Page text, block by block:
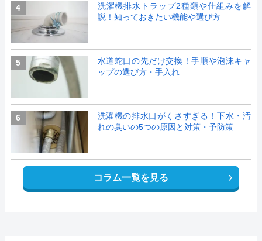
4
洗濯機排水トラップ2種類や仕組みを解
説！知っておきたい機能や選び方
5
水道蛇口の先だけ交換！手順や泡沫キャ
ップの選び方・手入れ
6
洗濯機の排水口がくさすぎる！下水・汚
れの臭いの5つの原因と対策・予防策
コラム一覧を見る